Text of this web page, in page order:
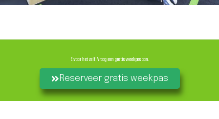
Ervaar het zelf. Vraag een gratis weekpas aan.
Reserveer gratis weekpas